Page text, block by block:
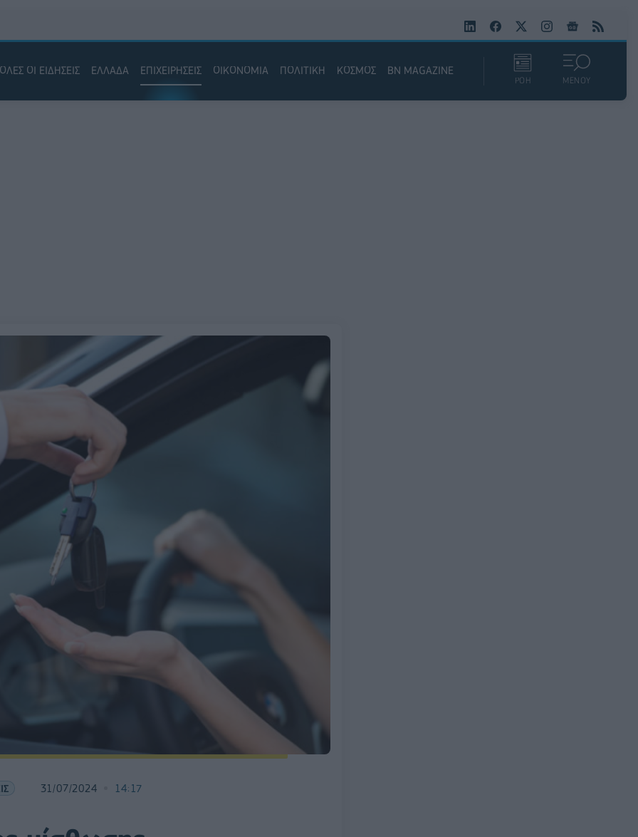
ΟΛΕΣ ΟΙ ΕΙΔΗΣΕΙΣ ΕΛΛΑΔΑ ΕΠΙΧΕΙΡΗΣΕΙΣ ΟΙΚΟΝΟΜΙΑ ΠΟΛΙΤΙΚΗ ΚΟΣΜΟΣ BN MAGAZINE
ΡΟΗ ΜΕΝΟΥ
31/07/2024 14:17